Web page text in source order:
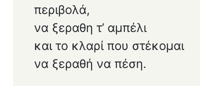
περιβολά,
να ξεραθη τ’ αμπέλι
και το κλαρί που στέκομαι
να ξεραθή να πέση.